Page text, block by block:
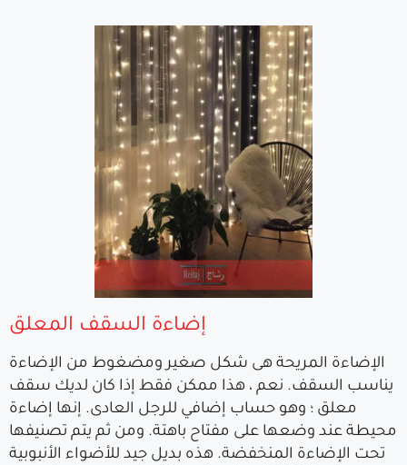
إضاءة السقف المعلق
الإضاءة المريحة هى شكل صغير ومضغوط من الإضاءة
يناسب السقف. نعم ، هذا ممكن فقط إذا كان لديك سقف
معلق ؛ وهو حساب إضافي للرجل العادى. إنها إضاءة
محيطة عند وضعها على مفتاح باهتة. ومن ثم يتم تصنيفها
تحت الإضاءة المنخفضة. هذه بديل جيد للأضواء الأنبوبية